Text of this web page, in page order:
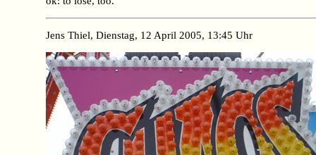
Jens Thiel, Dienstag, 12 April 2005, 13:45 Uhr